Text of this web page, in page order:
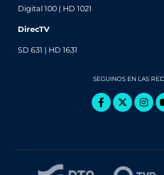
Digital 100 | HD 1021
DirecTV
SD 631 | HD 1631
SEGUINOS EN LAS